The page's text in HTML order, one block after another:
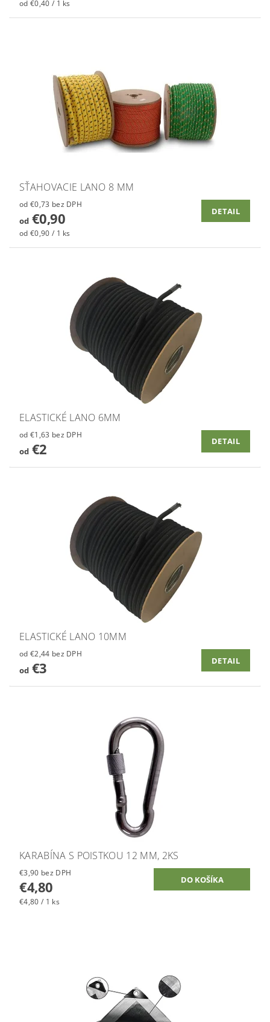
od €0,40 / 1 ks
SŤAHOVACIE LANO 8 MM
od €0,73 bez DPH
od€0,90
od €0,90 / 1 ks
DETAIL
ELASTICKÉ LANO 6MM
od €1,63 bez DPH
od€2 DETAIL
ELASTICKÉ LANO 10MM
od €2,44 bez DPH
od€3 DETAIL
KARABÍNA S POISTKOU 12 MM, 2KS
€3,90 bez DPH
€4,80
€4,80 / 1 ks